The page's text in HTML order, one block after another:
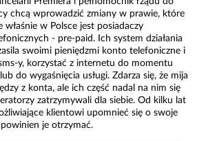
chcą wprowadzić zmiany w prawie, które
w Polsce jest posiadaczy
- pre-paid. Ich system działania
swoimi pieniędzmi konto telefoniczne i
y, korzystać z internetu do momentu
do wygaśnięcia usługi. Zdarza się, że mija
z konta, ale ich część nadal na nim się
zatrzymywali dla siebie. Od kilku lat
klientowi upomnieć się o swoje
je otrzymać.